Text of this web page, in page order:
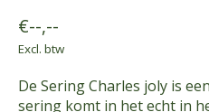
€--,--
Excl. btw
De Sering Charles joly is
sering komt in het echt in